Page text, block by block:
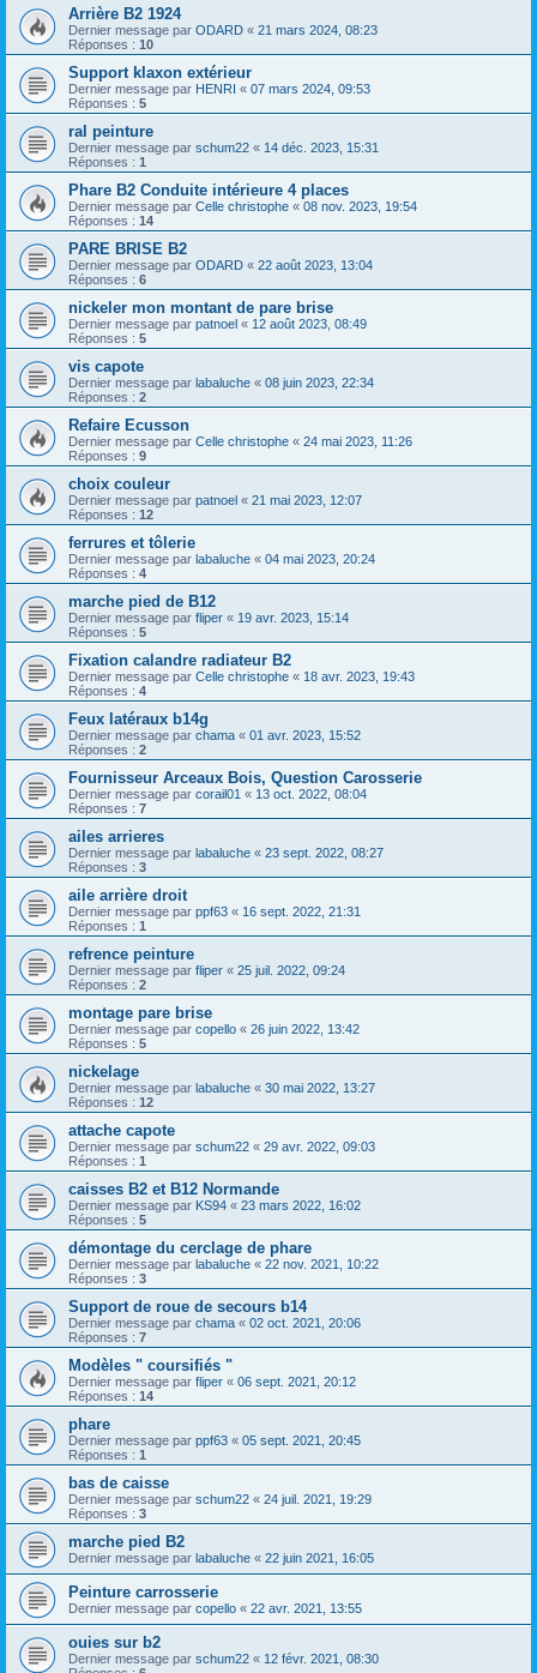
Arrière B2 1924
Dernier message par ODARD « 21 mars 2024, 08:23
Réponses : 10
Support klaxon extérieur
Dernier message par HENRI « 07 mars 2024, 09:53
Réponses : 5
ral peinture
Dernier message par schum22 « 14 déc. 2023, 15:31
Réponses : 1
Phare B2 Conduite intérieure 4 places
Dernier message par Celle christophe « 08 nov. 2023, 19:54
Réponses : 14
PARE BRISE B2
Dernier message par ODARD « 22 août 2023, 13:04
Réponses : 6
nickeler mon montant de pare brise
Dernier message par patnoel « 12 août 2023, 08:49
Réponses : 5
vis capote
Dernier message par labaluche « 08 juin 2023, 22:34
Réponses : 2
Refaire Ecusson
Dernier message par Celle christophe « 24 mai 2023, 11:26
Réponses : 9
choix couleur
Dernier message par patnoel « 21 mai 2023, 12:07
Réponses : 12
ferrures et tôlerie
Dernier message par labaluche « 04 mai 2023, 20:24
Réponses : 4
marche pied de B12
Dernier message par fliper « 19 avr. 2023, 15:14
Réponses : 5
Fixation calandre radiateur B2
Dernier message par Celle christophe « 18 avr. 2023, 19:43
Réponses : 4
Feux latéraux b14g
Dernier message par chama « 01 avr. 2023, 15:52
Réponses : 2
Fournisseur Arceaux Bois, Question Carosserie
Dernier message par corail01 « 13 oct. 2022, 08:04
Réponses : 7
ailes arrieres
Dernier message par labaluche « 23 sept. 2022, 08:27
Réponses : 3
aile arrière droit
Dernier message par ppf63 « 16 sept. 2022, 21:31
Réponses : 1
refrence peinture
Dernier message par fliper « 25 juil. 2022, 09:24
Réponses : 2
montage pare brise
Dernier message par copello « 26 juin 2022, 13:42
Réponses : 5
nickelage
Dernier message par labaluche « 30 mai 2022, 13:27
Réponses : 12
attache capote
Dernier message par schum22 « 29 avr. 2022, 09:03
Réponses : 1
caisses B2 et B12 Normande
Dernier message par KS94 « 23 mars 2022, 16:02
Réponses : 5
démontage du cerclage de phare
Dernier message par labaluche « 22 nov. 2021, 10:22
Réponses : 3
Support de roue de secours b14
Dernier message par chama « 02 oct. 2021, 20:06
Réponses : 7
Modèles " coursifiés "
Dernier message par fliper « 06 sept. 2021, 20:12
Réponses : 14
phare
Dernier message par ppf63 « 05 sept. 2021, 20:45
Réponses : 1
bas de caisse
Dernier message par schum22 « 24 juil. 2021, 19:29
Réponses : 3
marche pied B2
Dernier message par labaluche « 22 juin 2021, 16:05
Peinture carrosserie
Dernier message par copello « 22 avr. 2021, 13:55
ouies sur b2
Dernier message par schum22 « 12 févr. 2021, 08:30